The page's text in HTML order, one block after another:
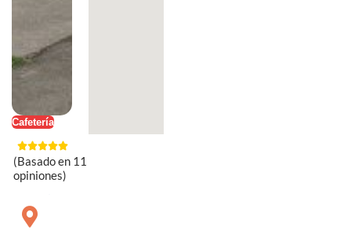
Cafetería
(Basado en 11
opiniones)